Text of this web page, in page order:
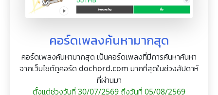
คอร์ดเพลงค้นหามากสุด
คอร์ดเพลงค้นหามากสุด เป็นคอร์ดเพลงที่มีการค้นหาค้นหา
จากเว็บไซต์ดูคอร์ด dochord.com มากที่สุดในช่วงสัปดาห์
ที่ผ่านมา
ตั้งแต่ช่วงวันที่ 30/07/2569 ถึงวันที่ 05/08/2569